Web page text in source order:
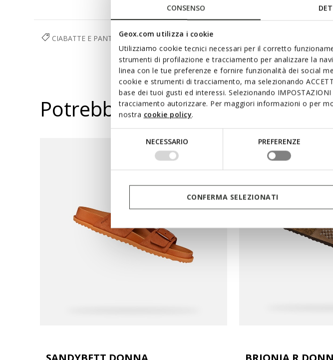
CONSENSO
Geox.com utilizza i cookie
Utilizziamo cookie tecnici necessari per il corretto
strumenti di profilazione e tracciamento per analizzare la
linea con le tue preferenze e fornire funzionalità dei social
cookie e strumenti di tracciamento, ma selezionando
base dei tuoi gusti ed interessi. Selezionando
tracciamento autorizzare. Per maggiori informazioni o per
nostra cookie policy.
NECESSARIO PREFERENZE
CONFERMA SELEZIONATI
CIABATTE E PANTOFOLE SCARPE DONNA
Potrebbe piacerti anche